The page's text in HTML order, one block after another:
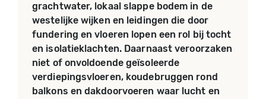
grachtwater, lokaal slappe bodem in de
westelijke wijken en leidingen die door
fundering en vloeren lopen een rol bij tocht
en isolatieklachten. Daarnaast veroorzaken
niet of onvoldoende geïsoleerde
verdiepingsvloeren, koudebruggen rond
balkons en dakdoorvoeren waar lucht en